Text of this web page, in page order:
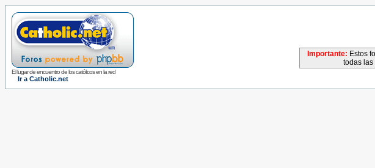
El lugar de encuentro de los católicos en la red
Ir a Catholic.net
Importante: Estos
todas las